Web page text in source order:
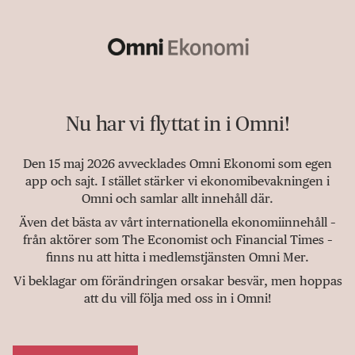
Nu har vi flyttat in i Omni!
Den 15 maj 2026 avvecklades Omni Ekonomi som egen
app och sajt. I stället stärker vi ekonomibevakningen i
Omni och samlar allt innehåll där.
Även det bästa av vårt internationella ekonomiinnehåll –
från aktörer som The Economist och Financial Times –
finns nu att hitta i medlemstjänsten Omni Mer.
Vi beklagar om förändringen orsakar besvär, men hoppas
att du vill följa med oss in i Omni!